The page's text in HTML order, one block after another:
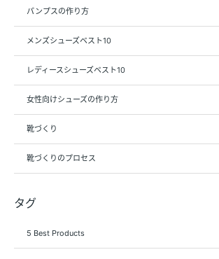
パンプスの作り方
メンズシューズベスト10
レディースシューズベスト10
女性向けシューズの作り方
靴づくり
靴づくりのプロセス
タグ
5 Best Products